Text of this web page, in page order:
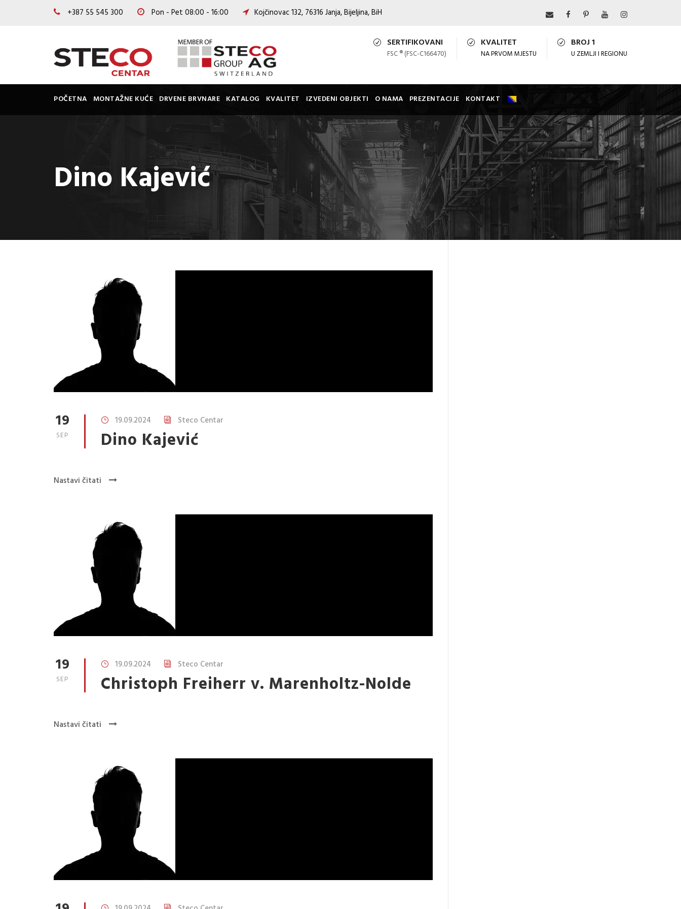
+387 55 545 300 Pon - Pet 08:00 - 16:00 Kojčinovac 132, 76316 Janja, Bijeljina, BiH
SERTIFIKOVANI
FSC ® (FSC-C166470)
KVALITET
NA PRVOM MJESTU
BROJ 1
U ZEMLJI I REGIONU
POČETNA MONTAŽNE KUĆE DRVENE BRVNARE KATALOG KVALITET IZVEDENI OBJEKTI O NAMA PREZENTACIJE KONTAKT
Dino Kajević
19
SEP
19.09.2024 Steco Centar
Dino Kajević
Nastavi čitati
19
SEP
19.09.2024 Steco Centar
Christoph Freiherr v. Marenholtz-Nolde
Nastavi čitati